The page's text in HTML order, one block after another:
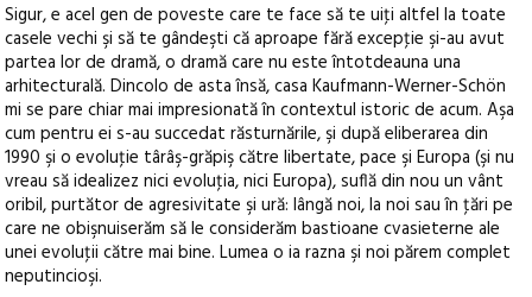
Sigur, e acel gen de poveste care te face să te uiţi altfel la toate
casele vechi şi să te gândeşti că aproape fără excepţie şi-au avut
partea lor de dramă, o dramă care nu este întotdeauna una
arhitecturală. Dincolo de asta însă, casa Kaufmann-Werner-Schön
mi se pare chiar mai impresionată în contextul istoric de acum. Aşa
cum pentru ei s-au succedat răsturnările, şi după eliberarea din
1990 şi o evoluţie târâş-grăpiş către libertate, pace şi Europa (şi nu
vreau să idealizez nici evoluţia, nici Europa), suflă din nou un vânt
oribil, purtător de agresivitate şi ură: lângă noi, la noi sau în ţări pe
care ne obişnuiserăm să le considerăm bastioane cvasieterne ale
unei evoluţii către mai bine. Lumea o ia razna şi noi părem complet
neputincioşi.